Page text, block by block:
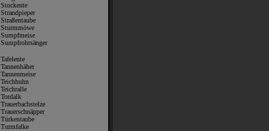
Stockente
Strandpieper
Straßentaube
Sturmmöwe
Sumpfmeise
Sumpfrohrsänger
Tafelente
Tannenhäher
Tannenmeise
Teichhuhn
Teichralle
Tordalk
Trauerbachstelze
Trauerschnäpper
Türkentaube
Turmfalke